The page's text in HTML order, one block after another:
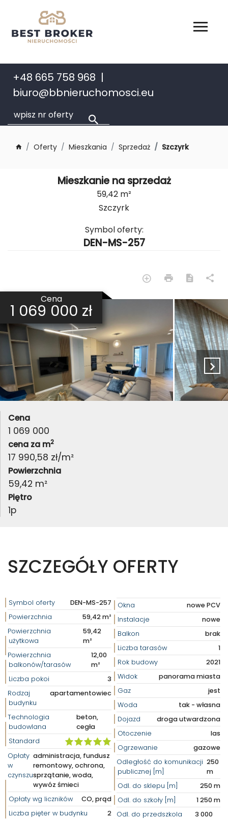
+48 665 758 968
biuro@bbnieruchomosci.eu
Oferty Mieszkania Sprzedaż Szczyrk
Mieszkanie na sprzedaż
59,42 m²
Szczyrk
Symbol oferty:
DEN-MS-257
Cena
1 069 000 zł
Cena
1 069 000
cena za m2
17 990,58 zł/m²
Powierzchnia
59,42 m²
Piętro
1p
SZCZEGÓŁY OFERTY
Symbol oferty
DEN-MS-257
Powierzchnia
59,42 m²
Powierzchnia
użytkowa
59,42
m²
Powierzchnia
balkonów/tarasów
12,00
m²
Liczba pokoi
3
Rodzaj
budynku
apartamentowiec
Technologia
budowlana
beton,
cegła
Standard
Opłaty
w
czynszu
administracja, fundusz
remontowy, ochrona,
sprzątanie, woda,
wywóz śmieci
Opłaty wg liczników
CO, prąd
Liczba pięter w budynku
2
Okna
nowe PCV
Instalacje
nowe
Balkon
brak
Liczba tarasów
1
Rok budowy
2021
Widok
panorama miasta
Gaz
jest
Woda
tak - własna
Dojazd
droga utwardzona
Otoczenie
las
Ogrzewanie
gazowe
Odległość do komunikacji
publicznej [m]
250
m
Odl. do sklepu [m]
250 m
Odl. do szkoły [m]
1 250 m
Odl. do przedszkola
3 000